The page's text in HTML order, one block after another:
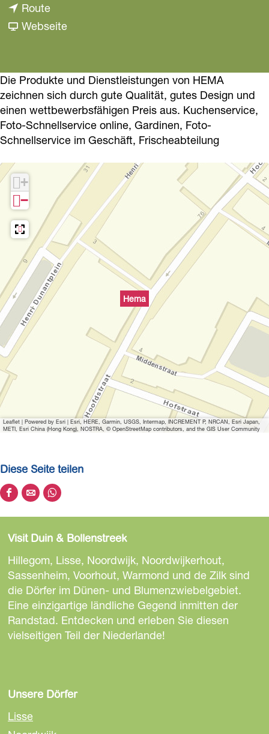
a
Routeb
i
e
m
a
Webseitea
e
m
a
Die Produkte und Dienstleistungen von HEMA
zeichnen sich durch gute Qualität, gutes Design und
einen wettbewerbsfähigen Preis aus. Kuchenservice,
Foto-Schnellservice online, Gardinen, Foto-
Schnellservice im Geschäft, Frischeabteilung
Hema
+
−
Leaflet | Powered by Esri | Esri, HERE, Garmin, USGS, Intermap, INCREMENT P, NRCAN, Esri Japan,
METI, Esri China (Hong Kong), NOSTRA, © OpenStreetMap contributors, and the GIS User Community
Diese Seite teilen
D
i
s
e
S
e
i
t
e
l
e
n
D
i
s
e
S
e
i
t
e
l
n
D
i
s
e
S
e
i
t
e
l
Visit Duin & Bollenstreek
Hillegom, Lisse, Noordwijk, Noordwijkerhout,
Sassenheim, Voorhout, Warmond und de Zilk sind
die Dörfer im Dünen- und Blumenzwiebelgebiet.
Eine einzigartige ländliche Gegend inmitten der
Randstad. Entdecken und erleben Sie diesen
vielseitigen Teil der Niederlande!
Unsere Dörfer
Lisse